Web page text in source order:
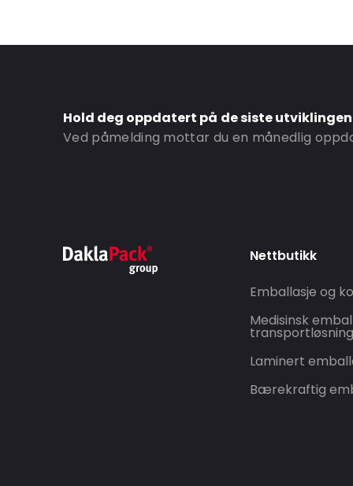
Hold deg oppdatert på de siste
Ved påmelding mottar du en månedlig
Nettbutikk
Emballasje og
Medisinsk
Laminert
Bærekraftig